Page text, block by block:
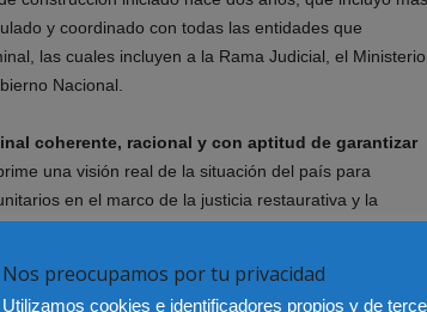
y coordinado con todas las entidades que
las cuales incluyen a la Rama Judicial, el Ministerio
Nacional.
coherente, racional y con aptitud de garantizar
una visión real de la situación del país para
en el marco de la justicia restaurativa y la
contenidos en el Plan atienden e integran enfoques
Nos preocupamos por tu privacidad
Utilizamos cookies e identificadores propios y de